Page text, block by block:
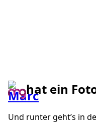
hat ein
Und runter geht’s in